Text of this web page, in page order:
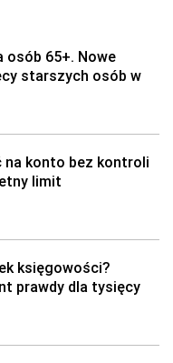
osób 65+. Nowe
starszych osób w
na konto bez kontroli
limit
księgowości?
prawdy dla tysięcy